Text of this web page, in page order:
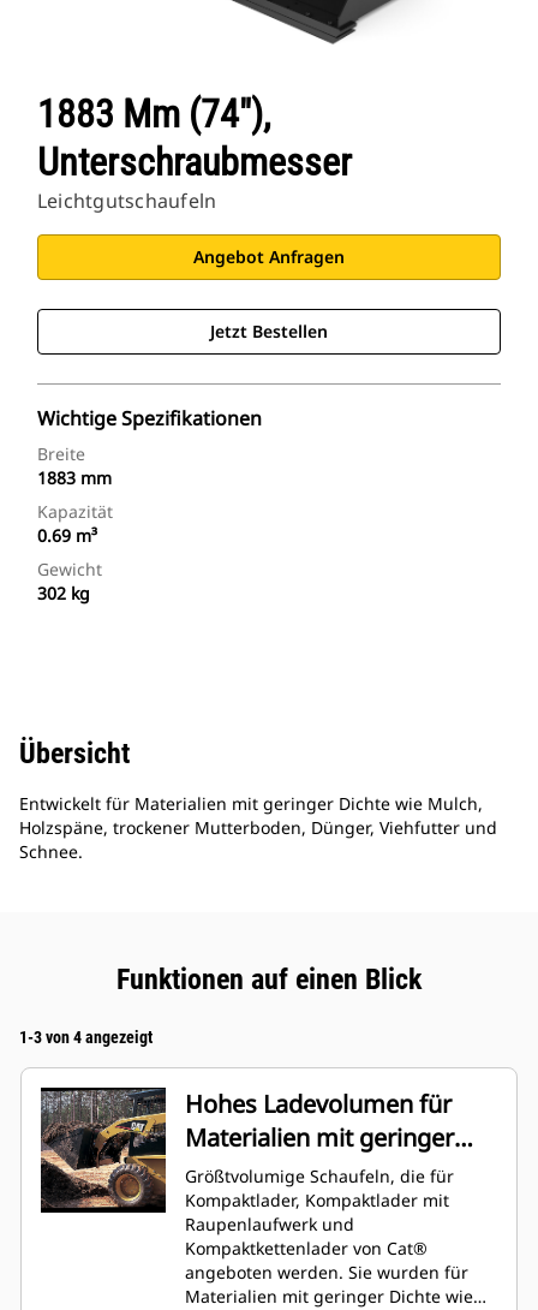
1883 Mm (74"),
Unterschraubmesser
Leichtgutschaufeln
Angebot Anfragen
Jetzt Bestellen
Wichtige Spezifikationen
Breite
1883 mm
Kapazität
0.69 m³
Gewicht
302 kg
Übersicht
Entwickelt für Materialien mit geringer Dichte wie Mulch,
Holzspäne, trockener Mutterboden, Dünger, Viehfutter und
Schnee.
Funktionen auf einen Blick
1-3 von 4 angezeigt
Hohes Ladevolumen für
Materialien mit geringer
Dichte
Größtvolumige Schaufeln, die für
Kompaktlader, Kompaktlader mit
Raupenlaufwerk und
Kompaktkettenlader von Cat®
angeboten werden. Sie wurden für
Materialien mit geringer Dichte wie